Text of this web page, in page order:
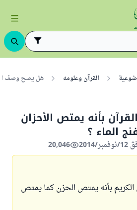
القرآن وعلومه هل يصح وصف
بأنه يمتص الأحزان
الماء ؟
20,046
بأنه يمتص الحزن كما يمتص